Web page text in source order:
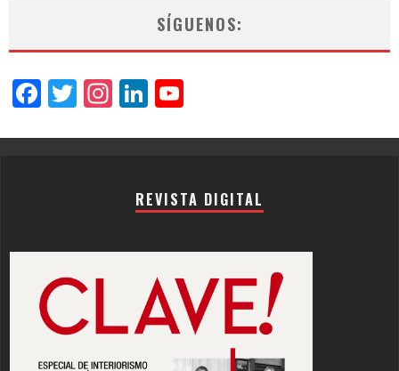
SÍGUENOS:
Facebook
Twitter
Instagram
LinkedIn
REVISTA DIGITAL